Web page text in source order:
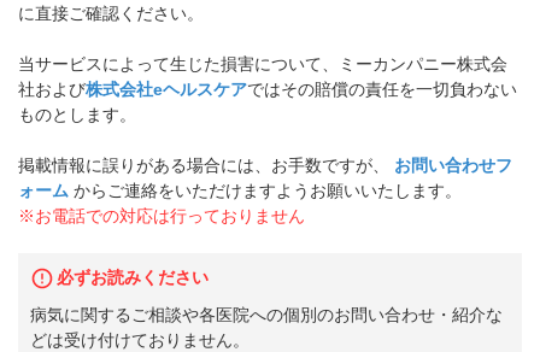
に直接ご確認ください。
当サービスによって生じた損害について、ミーカンパニー株式会
社および株式会社eヘルスケアではその賠償の責任を一切負わない
ものとします。
掲載情報に誤りがある場合には、お手数ですが、
お問い合わせフ
ォーム からご連絡をいただけますようお願いいたします。
※お電話での対応は行っておりません
必ずお読みください
病気に関するご相談や各医院への個別のお問い合わせ・紹介な
どは受け付けておりません。